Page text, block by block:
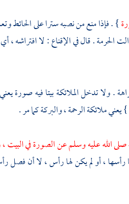
} . فإذا منع من نصبه سترا على الحائط
الحرمة . قال في الإقناع : لا افتراشه ،
. ولا تدخل الملائكة بيتا فيه صورة
} يعني ملائكة الرحمة ، والبركة كما مر .
الله عليه وسلم عن الصورة في
، أو لم يكن لها رأس ، لا أن فصل